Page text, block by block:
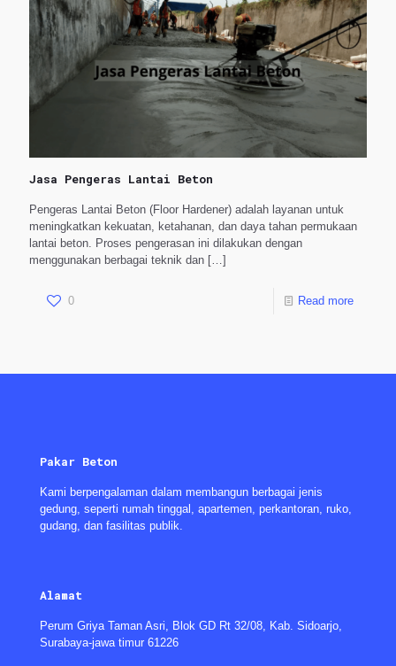
Jasa Pengeras Lantai Beton
Pengeras Lantai Beton (Floor Hardener) adalah layanan untuk
meningkatkan kekuatan, ketahanan, dan daya tahan permukaan
lantai beton. Proses pengerasan ini dilakukan dengan
menggunakan berbagai teknik dan […]
0 Read more
Pakar Beton
Kami berpengalaman dalam membangun berbagai jenis
gedung, seperti rumah tinggal, apartemen, perkantoran, ruko,
gudang, dan fasilitas publik.
Alamat
Perum Griya Taman Asri, Blok GD Rt 32/08, Kab. Sidoarjo,
Surabaya-jawa timur 61226